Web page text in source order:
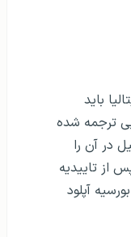
باید
ترجمه شده
در آن را
از تاییدیه
آپلود